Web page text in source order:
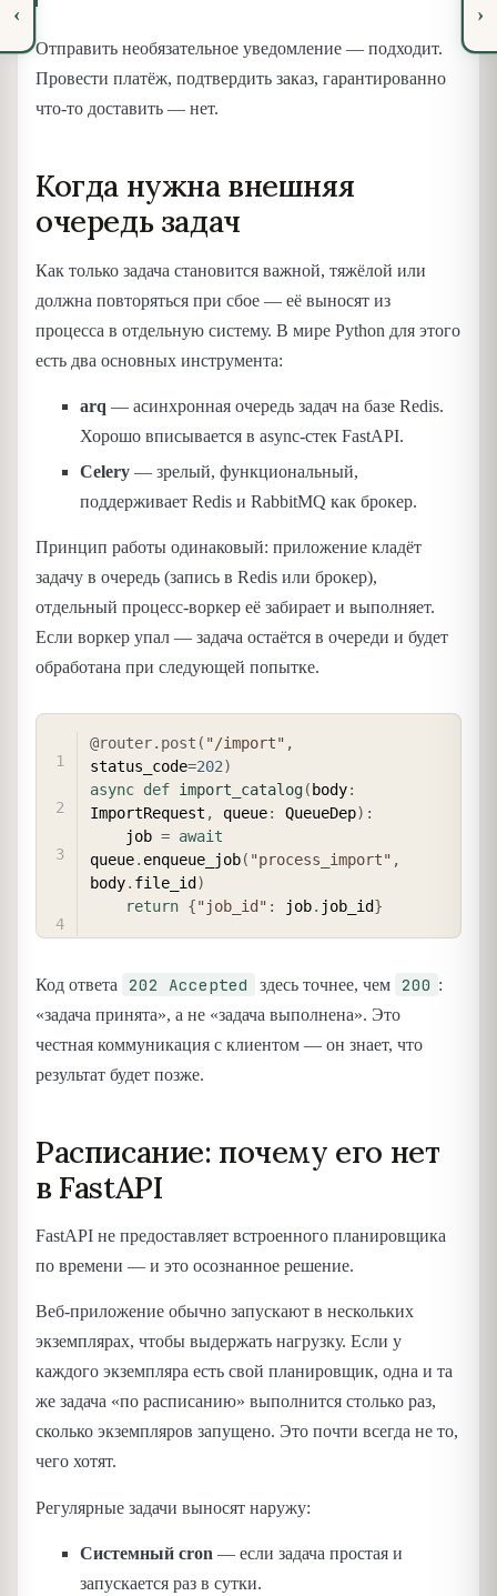
‹
Отправить необязательное уведомление — подходит.
Провести платёж, подтвердить заказ, гарантированно
что-то доставить — нет.
Когда нужна внешняя
очередь задач
Как только задача становится важной, тяжёлой или
должна повторяться при сбое — её выносят из
процесса в отдельную систему. В мире Python для этого
есть два основных инструмента:
arq — асинхронная очередь задач на базе Redis.
Хорошо вписывается в async-стек FastAPI.
Celery — зрелый, функциональный,
поддерживает Redis и RabbitMQ как брокер.
Принцип работы одинаковый: приложение кладёт
задачу в очередь (запись в Redis или брокер),
отдельный процесс-воркер её забирает и выполняет.
Если воркер упал — задача остаётся в очереди и будет
обработана при следующей попытке.
@router. post ( "/import" ,
status_code=202)
async def import_catalog( body:
ImportRequest , queue: QueueDep) :
    job
= await
queue. enqueue_job( "process_import" ,
body. file_id )
return {"job_id" : job. job_id}
Код ответа 202 Accepted здесь точнее, чем 200 :
«задача принята», а не «задача выполнена». Это
честная коммуникация с клиентом — он знает, что
результат будет позже.
Расписание: почему его нет
в FastAPI
FastAPI не предоставляет встроенного планировщика
по времени — и это осознанное решение.
Веб-приложение обычно запускают в нескольких
экземплярах, чтобы выдержать нагрузку. Если у
каждого экземпляра есть свой планировщик, одна и та
же задача «по расписанию» выполнится столько раз,
сколько экземпляров запущено. Это почти всегда не то,
чего хотят.
Регулярные задачи выносят наружу:
Системный cron — если задача простая и
запускается раз в сутки.
›